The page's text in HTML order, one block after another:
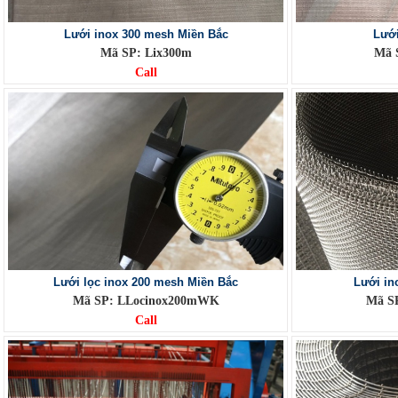
Lưới inox 300 mesh Miền Bắc
Mã SP: Lix300m
Call
Mã
Lưới lọc inox 200 mesh Miền Bắc
Mã SP: LLocinox200mWK
Call
Lưới
Mã